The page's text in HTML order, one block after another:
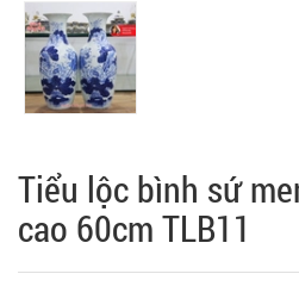
Tiểu lộc bình sứ
cao 60cm TLB11